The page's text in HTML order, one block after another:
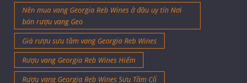
Nên mua vang Georgia Reb Wines ở đâu uy tín Nơi
bán rượu vang Geo
Giá rượu sưu tầm vang Georgia Reb Wines
Rượu vang Georgia Reb Wines Hiếm
Rượu vang Georgia Reb Wines Sưu Tầm Cổ